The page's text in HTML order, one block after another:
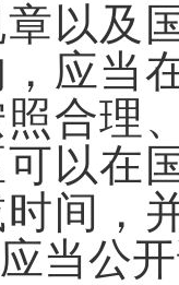
以及
应当
合理
以在
间，
当公